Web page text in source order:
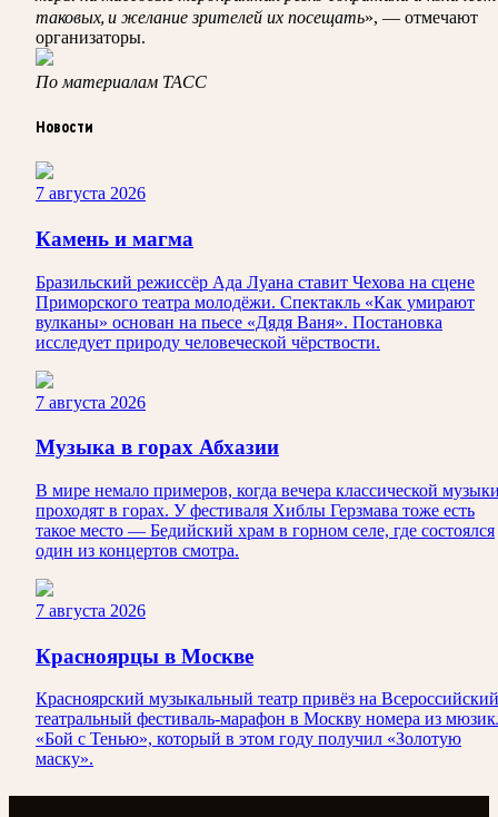
таковых, и желание зрителей их посещать», — отмечают
организаторы.
По материалам ТАСС
Новости
7 августа 2026
Камень и магма
Бразильский режиссёр Ада Луана ставит Чехова на сцене
Приморского театра молодёжи. Спектакль «Как умирают
вулканы» основан на пьесе «Дядя Ваня». Постановка
исследует природу человеческой чёрствости.
7 августа 2026
Музыка в горах Абхазии
В мире немало примеров, когда вечера классической
проходят в горах. У фестиваля Хиблы Герзмава тоже есть
такое место — Бедийский храм в горном селе, где состоялся
один из концертов смотра.
7 августа 2026
Красноярцы в Москве
Красноярский музыкальный театр привёз на Всероссийский
театральный фестиваль-марафон в Москву номера из
«Бой с Тенью», который в этом году получил «Золотую
маску».